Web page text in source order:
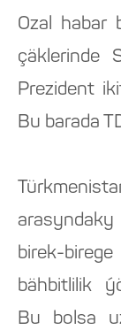
Ozal habar
çäklerinde
Prezident
Bu barada
birek-
bähbitlilik
Bu bolsa